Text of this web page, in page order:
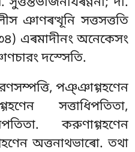
ঞাণৰত্থূনি সত্তসত্ততি
এৰমাদীনং অনেকেসং
দস্সেতি.
পঞ্ঞাগ্গহণেন
সত্তাধিপতিতা,
করুণাগ্গহণেন
অত্তনাথভাৰো. তথা